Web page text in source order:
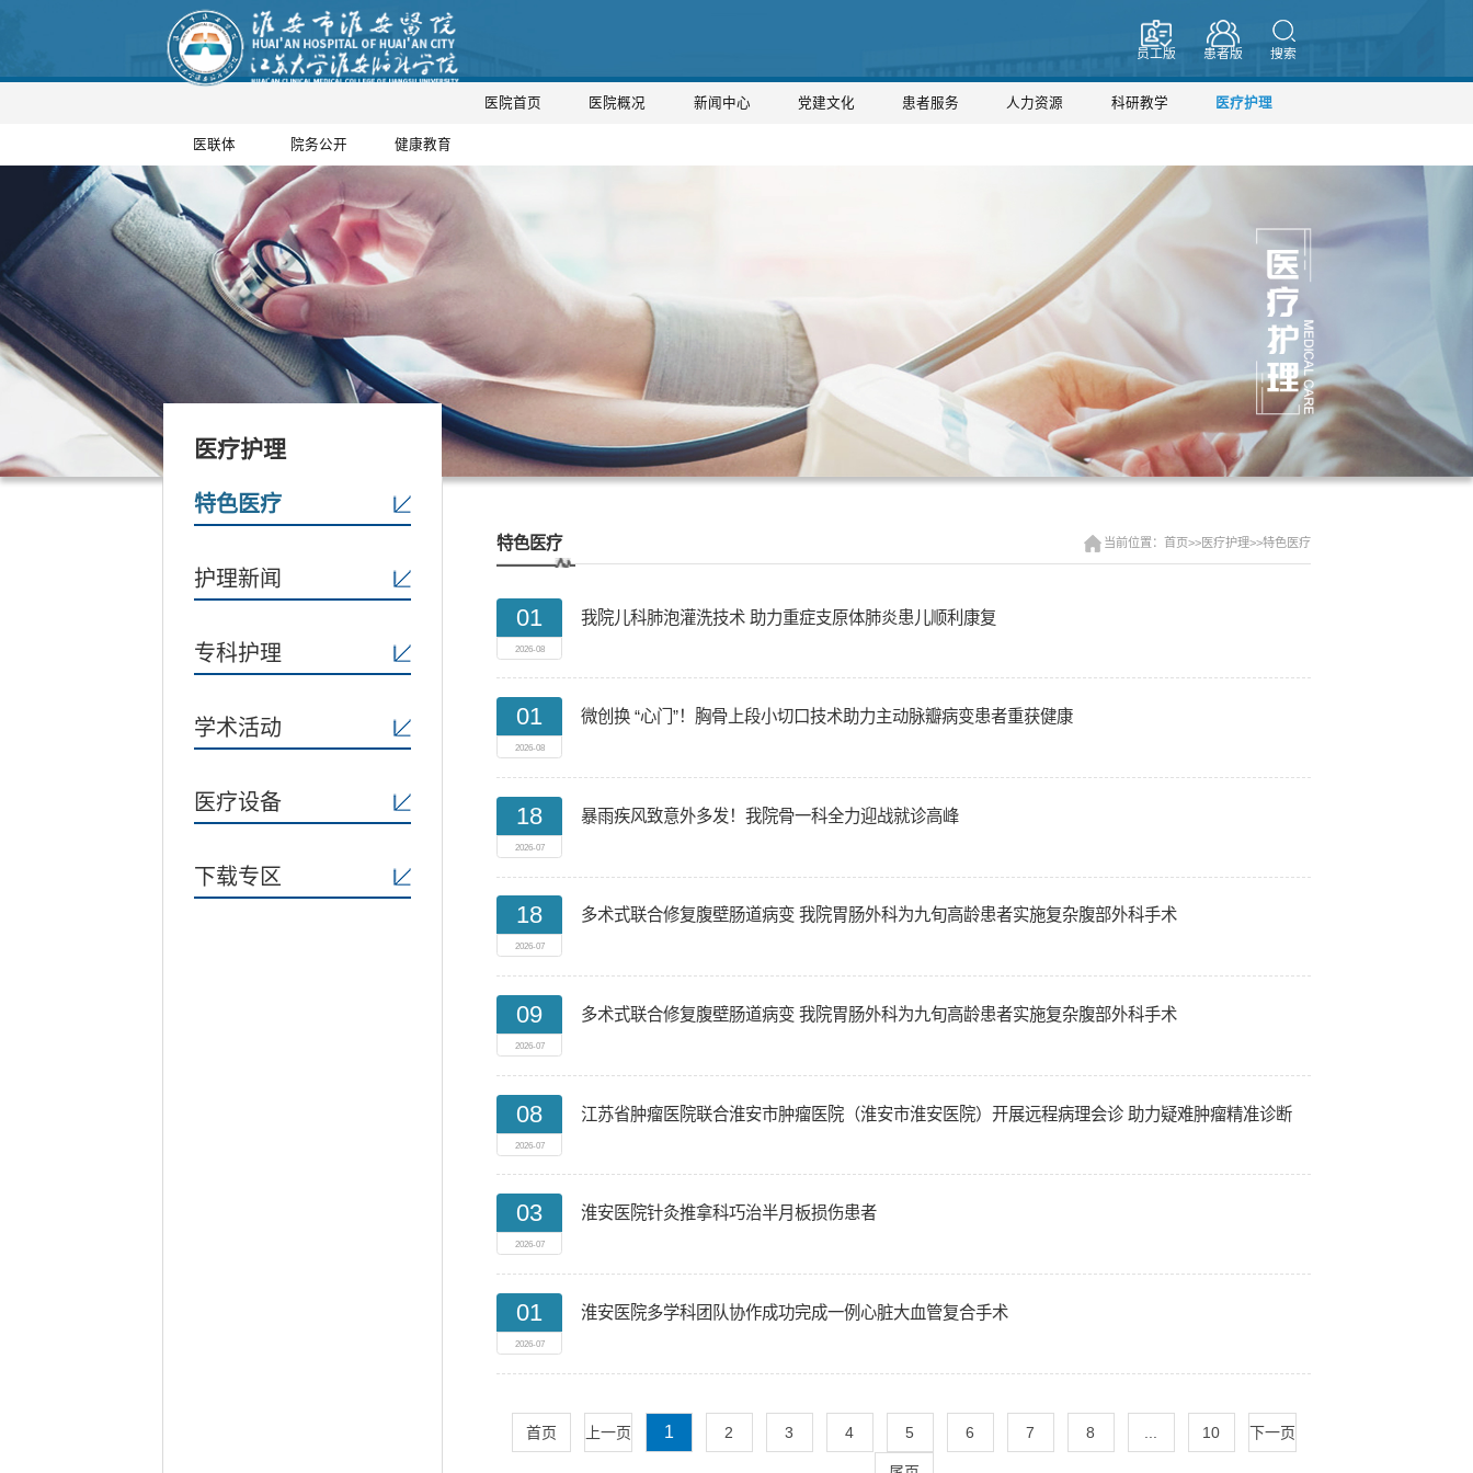
员工版 患者版 搜索
医院首页 医院概况 新闻中心 党建文化 患者服务 人力资源 科研教学 医疗护理
医联体 院务公开 健康教育
医疗护理
特色医疗
护理新闻
专科护理
学术活动
医疗设备
下载专区
特色医疗 当前位置：首页>>医疗护理>>特色医疗
01
2026-08
我院儿科肺泡灌洗技术 助力重症支原体肺炎患儿顺利康复
01
2026-08
微创换 “心门”！胸骨上段小切口技术助力主动脉瓣病变患者重获健康
18
2026-07
暴雨疾风致意外多发！我院骨一科全力迎战就诊高峰
18
2026-07
多术式联合修复腹壁肠道病变 我院胃肠外科为九旬高龄患者实施复杂腹部外科手术
09
2026-07
多术式联合修复腹壁肠道病变 我院胃肠外科为九旬高龄患者实施复杂腹部外科手术
08
2026-07
江苏省肿瘤医院联合淮安市肿瘤医院（淮安市淮安医院）开展远程病理会诊 助力疑难肿瘤精准诊断
03
2026-07
淮安医院针灸推拿科巧治半月板损伤患者
01
2026-07
淮安医院多学科团队协作成功完成一例心脏大血管复合手术
首页 上一页 1 2 3 4 5 6 7 8 10 下一页